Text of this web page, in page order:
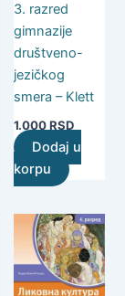
3. razred
gimnazije
društveno-
jezičkog
smera – Klett
1.000RSD
Dodaj u
korpu